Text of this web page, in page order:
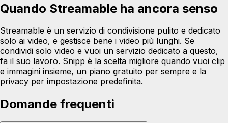
Quando Streamable ha ancora senso
Streamable è un servizio di condivisione pulito e dedicato
solo ai video, e gestisce bene i video più lunghi. Se
condividi solo video e vuoi un servizio dedicato a questo,
fa il suo lavoro. Snipp è la scelta migliore quando vuoi clip
e immagini insieme, un piano gratuito per sempre e la
privacy per impostazione predefinita.
Domande frequenti